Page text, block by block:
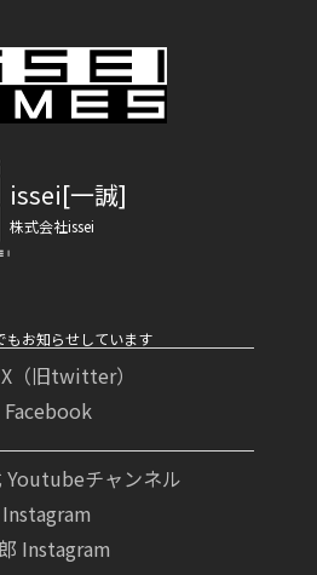
issei[一誠]
株式会社issei
もお知らせしています
（旧twitter）
チャンネル
Instagram